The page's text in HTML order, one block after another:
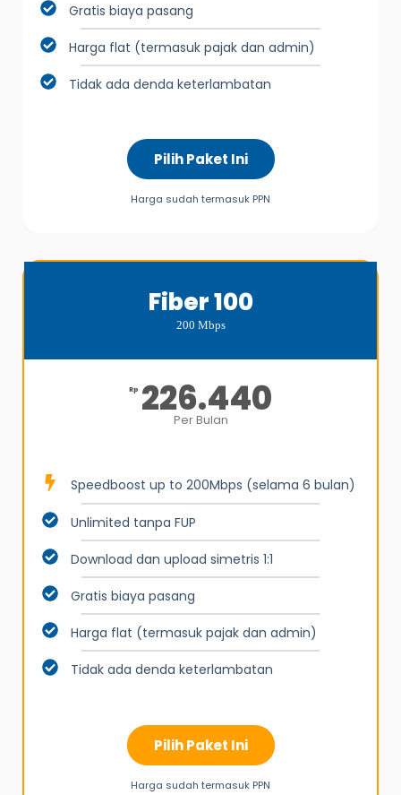
Gratis biaya pasang
Harga flat (termasuk pajak dan admin)
Tidak ada denda keterlambatan
Pilih Paket Ini
Harga sudah termasuk PPN
Fiber 100
200 Mbps
Rp 226.440
Per Bulan
Speedboost up to 200Mbps (selama 6 bulan)
Unlimited tanpa FUP
Download dan upload simetris 1:1
Gratis biaya pasang
Harga flat (termasuk pajak dan admin)
Tidak ada denda keterlambatan
Pilih Paket Ini
Harga sudah termasuk PPN